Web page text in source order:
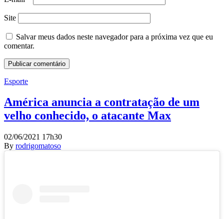
Site
Salvar meus dados neste navegador para a próxima vez que eu
comentar.
Esporte
América anuncia a contratação de um
velho conhecido, o atacante Max
02/06/2021 17h30
By rodrigomatoso